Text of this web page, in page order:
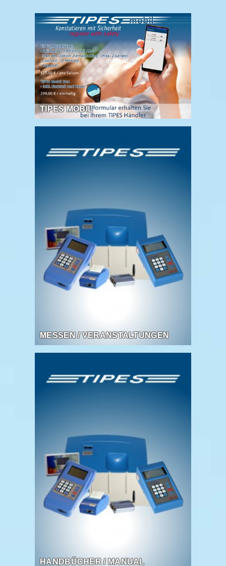
TIPES MOBIL
MESSEN / VERANSTALTUNGEN
HANDBÜCHER / MANUAL